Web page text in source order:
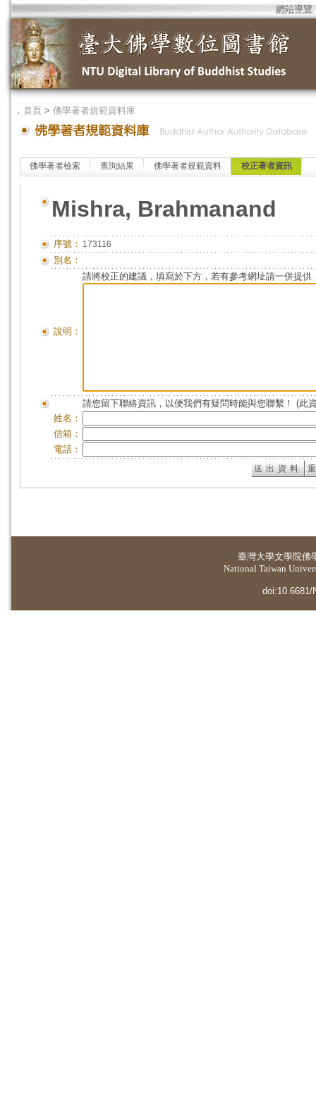
網站導覽
． 首頁 > 佛學著者規範資料庫
佛學著者檢索 查詢結果 佛學著者規範資料 校正著者資訊
Mishra, Brahmanand
序號： 173116
別名：
說明：
請將校正的建議，填寫於下方，若有參考網址請一併提供
請您留下聯絡資訊，以便我們有疑問時能與您聯繫！ (此
姓名：
信箱：
電話：
臺灣大學文學院佛
National Taiwan
doi:10.6681/